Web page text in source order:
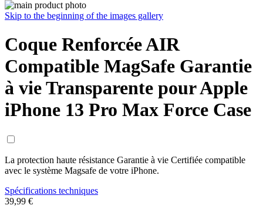
Skip to the beginning of the images gallery
Coque Renforcée AIR
Compatible MagSafe Garantie
à vie Transparente pour Apple
iPhone 13 Pro Max Force Case
La protection haute résistance Garantie à vie Certifiée compatible
avec le système Magsafe de votre iPhone.
Spécifications techniques
39,99 €